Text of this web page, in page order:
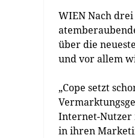
WIEN Nach
über die
und vor allem
„Cope setzt
Internet-Nutzer
in ihren